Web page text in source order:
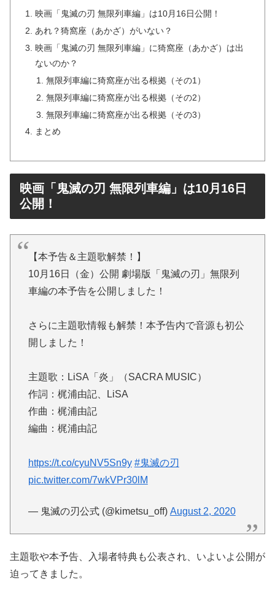
映画「鬼滅の刃 無限列車編」は10月16日公開！
あれ？猗窩座（あかざ）がいない？
映画「鬼滅の刃 無限列車編」に猗窩座（あかざ）は出
ないのか？
無限列車編に猗窩座が出る根拠（その1）
無限列車編に猗窩座が出る根拠（その2）
無限列車編に猗窩座が出る根拠（その3）
まとめ
映画「鬼滅の刃 無限列車編」は10月16日
公開！
【本予告＆主題歌解禁！】
10月16日（金）公開 劇場版「鬼滅の刃」無限列
車編の本予告を公開しました！
さらに主題歌情報も解禁！本予告内で音源も初公
開しました！
主題歌：LiSA「炎」（SACRA MUSIC）
作詞：梶浦由記、LiSA
作曲：梶浦由記
編曲：梶浦由記
https://t.co/cyuNV5Sn9y #鬼滅の刃
pic.twitter.com/7wkVPr30lM
— 鬼滅の刃公式 (@kimetsu_off) August 2, 2020
主題歌や本予告、入場者特典も公表され、いよいよ公開が
迫ってきました。